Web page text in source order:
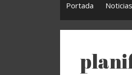
Portada Noticias